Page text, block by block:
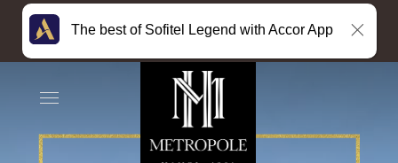
The best of Sofitel Legend with Accor App